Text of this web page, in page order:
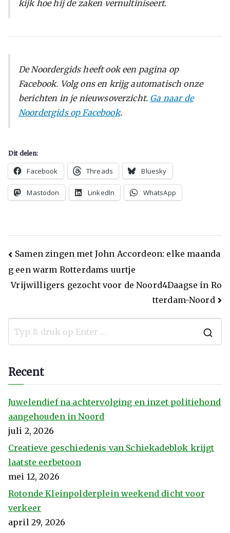
kijk hoe hij de zaken vernultiniseert.
De Noordergids heeft ook een pagina op
Facebook. Volg ons en krijg automatisch onze
berichten in je nieuwsoverzicht. Ga naar de
Noordergids op Facebook.
Dit delen:
Facebook Threads Bluesky
Mastodon LinkedIn WhatsApp
Samen zingen met John Accordeon: elke maanda
g een warm Rotterdams uurtje
Vrijwilligers gezocht voor de Noord4Daagse in Ro
tterdam-Noord
Recent
Juwelendief na achtervolging en inzet politiehond
aangehouden in Noord
juli 2, 2026
Creatieve geschiedenis van Schiekadeblok krijgt
laatste eerbetoon
mei 12, 2026
Rotonde Kleinpolderplein weekend dicht voor
verkeer
april 29, 2026